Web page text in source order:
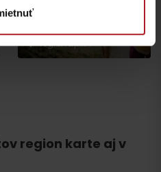
prechádzky na Liptove
región Liptov
region karte aj v